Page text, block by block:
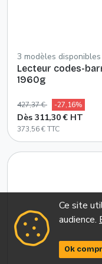
3 modèles disponibles
Lecteur codes-
1960g
427,37 € -27,16%
Dès 311,30 € HT
373,56 € TTC
Ce site
audience.
Ok